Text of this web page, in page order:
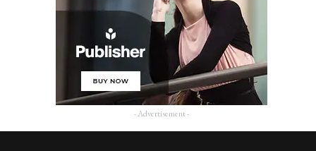
- Advertisement -